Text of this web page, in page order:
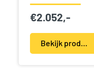
€2.052,-
Bekijk product(en)